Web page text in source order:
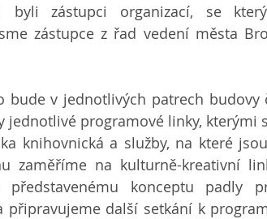
byli zástupci organizací, se
zástupce z řad vedení města
bude v jednotlivých patrech
jednotlivé programové linky, kterými
knihovnická a služby, na které
zaměříme na kulturně-kreativní
konceptu padly
další setkání k